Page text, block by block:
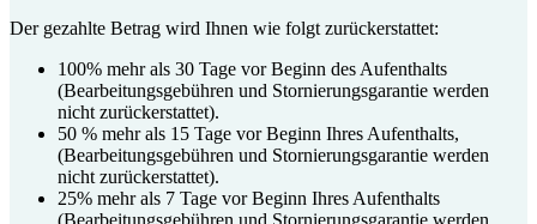
Der gezahlte Betrag wird Ihnen wie folgt zurückerstattet:
100% mehr als 30 Tage vor Beginn des Aufenthalts
(Bearbeitungsgebühren und Stornierungsgarantie werden
nicht zurückerstattet).
50 % mehr als 15 Tage vor Beginn Ihres Aufenthalts,
(Bearbeitungsgebühren und Stornierungsgarantie werden
nicht zurückerstattet).
25% mehr als 7 Tage vor Beginn Ihres Aufenthalts